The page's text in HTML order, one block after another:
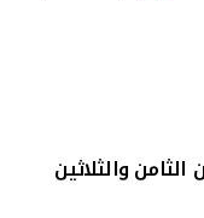
والثلاثين